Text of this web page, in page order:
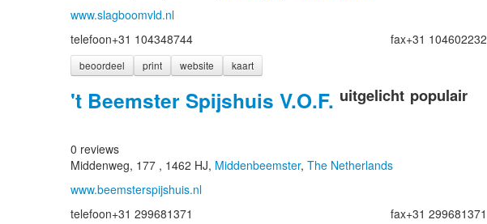
www.slagboomvld.nl
telefoon+31 104348744 fax+31 104602232
beoordeel print website kaart
't Beemster Spijshuis V.O.F. uitgelicht populair
0 reviews
Middenweg, 177 , 1462 HJ, Middenbeemster, The Netherlands
www.beemsterspijshuis.nl
telefoon+31 299681371 fax+31 299681371